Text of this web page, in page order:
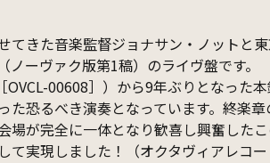
きた音楽監督ジョナサン・ノットと
ーヴァク版第1稿）のライヴ盤です。
00608］）から9年ぶりとなった
恐るべき演奏となっています。終楽
が完全に一体となり歓喜し興奮した
実現しました！（オクタヴィアレコー